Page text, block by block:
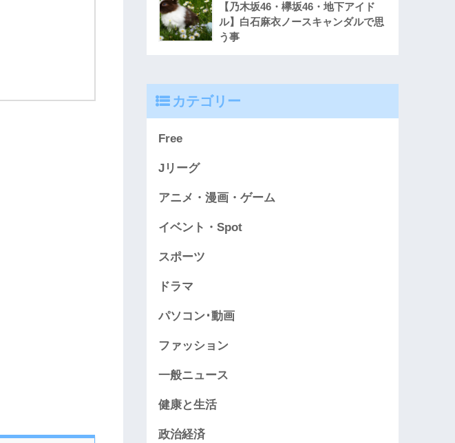
【乃木坂46・欅坂46・地下アイド
ル】白石麻衣ノースキャンダルで思
う事
カテゴリー
Free
Jリーグ
アニメ・漫画・ゲーム
イベント・Spot
スポーツ
ドラマ
パソコン･動画
ファッション
一般ニュース
健康と生活
政治経済